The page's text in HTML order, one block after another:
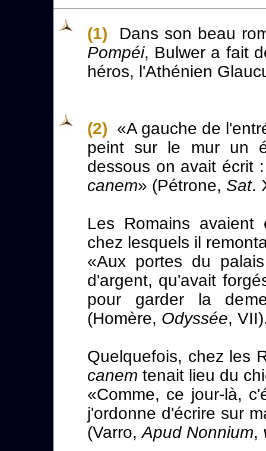
(1) Dans son beau
Pompéi, Bulwer a fait
héros, l'Athénien
(2) «A gauche de
peint sur le mur un
dessous on avait écrit
canem» (Pétrone, Sat.
Les Romains avaient
chez lesquels il
«Aux portes du
d'argent, qu'avait
pour garder la
(Homère, Odyssée,
Quelquefois, chez les
canem tenait lieu du
«Comme, ce jour-là,
j'ordonne d'écrire sur
(Varro,Apud Nonnium,